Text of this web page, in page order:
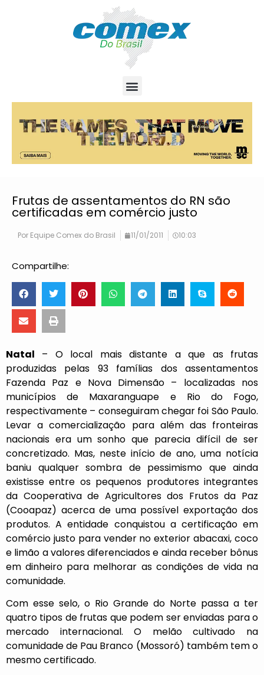
Frutas de assentamentos do RN são
certificadas em comércio justo
Por Equipe Comex do Brasil 11/01/2011 10:03
Compartilhe:
Natal – O local mais distante a que as frutas
produzidas pelas 93 famílias dos assentamentos
Fazenda Paz e Nova Dimensão – localizadas nos
municípios de Maxaranguape e Rio do Fogo,
respectivamente – conseguiram chegar foi São Paulo.
Levar a comercialização para além das fronteiras
nacionais era um sonho que parecia difícil de ser
concretizado. Mas, neste início de ano, uma notícia
baniu qualquer sombra de pessimismo que ainda
existisse entre os pequenos produtores integrantes
da Cooperativa de Agricultores dos Frutos da Paz
(Cooapaz) acerca de uma possível exportação dos
produtos. A entidade conquistou a certificação em
comércio justo para vender no exterior abacaxi, coco
e limão a valores diferenciados e ainda receber bônus
em dinheiro para melhorar as condições de vida na
comunidade.
Com esse selo, o Rio Grande do Norte passa a ter
quatro tipos de frutas que podem ser enviadas para o
mercado internacional. O melão cultivado na
comunidade de Pau Branco (Mossoró) também tem o
mesmo certificado.